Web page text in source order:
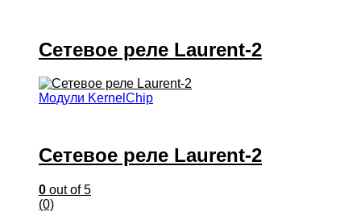
Сетевое реле Laurent-2
Модули KernelChip
Сетевое реле Laurent-2
0 out of 5
(0)